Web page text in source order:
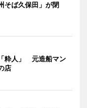
そば久保田」が閉
粋人」 元造船マン
店